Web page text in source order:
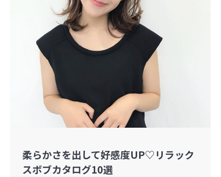
柔らかさを出して好感度UP♡リラック
スボブカタログ10選